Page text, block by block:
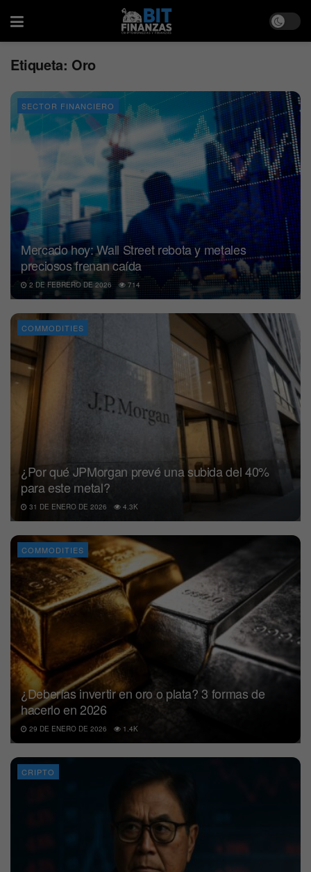
Etiqueta: Oro
SECTOR FINANCIERO
Mercado hoy: Wall Street rebota y metales
preciosos frenan caída
2 DE FEBRERO DE 2026 714
COMMODITIES
¿Por qué JPMorgan prevé una subida del 40%
para este metal?
31 DE ENERO DE 2026 4.3K
COMMODITIES
¿Deberías invertir en oro o plata? 3 formas de
hacerlo en 2026
29 DE ENERO DE 2026 1.4K
CRIPTO